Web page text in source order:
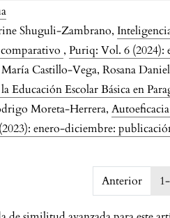
Shuguli-Zambrano,
,Puriq: Vol. 6
Castillo-Vega, Rosana
Educación Escolar Básica en
Moreta-Herrera,
enero-diciembre:
Anterior